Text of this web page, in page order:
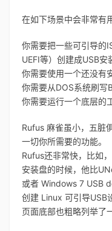
在如下场景中会非常有用
你需要把一些可引导的
UEFI等）创建成USB安
你需要使用一个还没有
你需要从DOS系统刷写
你需要运行一个底层的
Rufus 麻雀虽小，五脏
一切你所需要的功能。
Rufus还非常快，比如
安装盘的时候，他比
或者 Windows 7 USB
创建 Linux 可引导USB
页面底部也粗略列举了